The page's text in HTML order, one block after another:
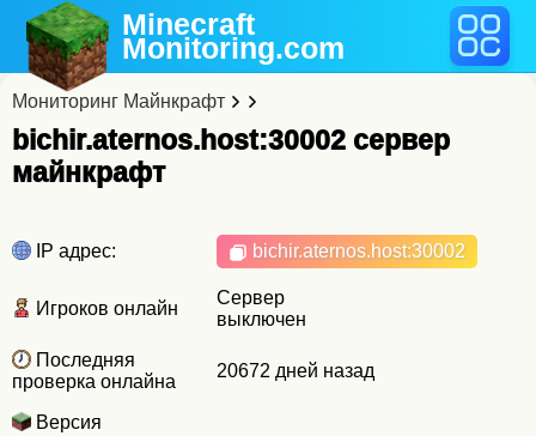
Minecraft
Monitoring.com
Мониторинг Майнкрафт
bichir.aternos.host:30002 cервер
майнкрафт
IP адрес: bichir.aternos.host:30002
Игроков онлайн
Сервер
выключен
Последняя
проверка онлайна
20672 дней назад
Версия